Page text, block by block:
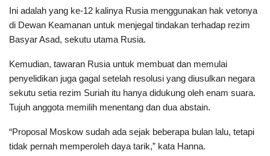
Ini adalah yang ke-12 kalinya Rusia menggunakan hak vetonya
di Dewan Keamanan untuk menjegal tindakan terhadap rezim
Basyar Asad, sekutu utama Rusia.
Kemudian, tawaran Rusia untuk membuat dan memulai
penyelidikan juga gagal setelah resolusi yang diusulkan negara
sekutu setia rezim Suriah itu hanya didukung oleh enam suara.
Tujuh anggota memilih menentang dan dua abstain.
“Proposal Moskow sudah ada sejak beberapa bulan lalu, tetapi
tidak pernah memperoleh daya tarik,” kata Hanna.